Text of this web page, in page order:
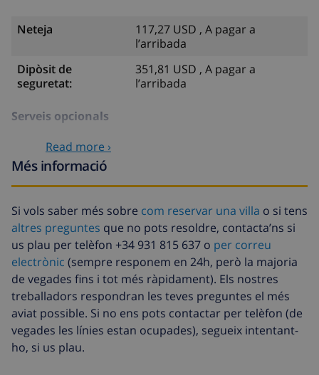
Neteja
117,27 USD , A pagar a
l’arribada
Dipòsit de
seguretat:
351,81 USD , A pagar a
l’arribada
Serveis opcionals
Llençols
17,59 USD per persona , A pagar a
Cadira alta
35,18 USD , A pagar a l’arribada
Internet
5,86 USD per dia , A pagar a
l’arribada
Arribada amb
retard
35,18 USD , A pagar a l’arribada
Llenca extra
17,59 USD per persona , A pagar a
l’arribada
Read more ›
Més informació
Si vols saber més sobre com reservar una villa o si tens
altres preguntes que no pots resoldre, contacta’ns si
us plau per telèfon +34 931 815 637 o per correu
electrònic (sempre responem en 24h, però la majoria
de vegades fins i tot més ràpidament). Els nostres
treballadors respondran les teves preguntes el més
aviat possible. Si no ens pots contactar per telèfon (de
vegades les línies estan ocupades), segueix intentant-
ho, si us plau.